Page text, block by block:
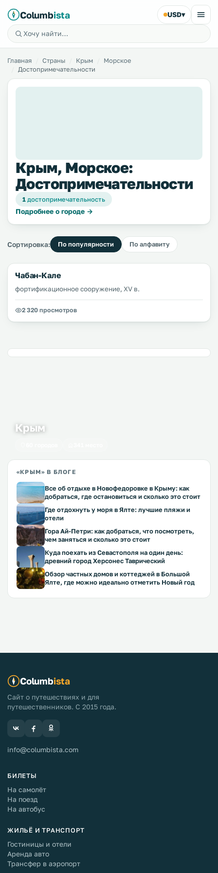
Columbista USD▾
Главная Страны Крым
Морское
Достопримечательности
Крым, Морское:
Достопримечательности
1достопримечательность
Подробнее о городе →
Сортировка: По популярности По алфавиту
Чабан-Кале
фортификационное сооружение, XV в.
2 320 просмотров
Крым
«КРЫМ» В БЛОГЕ
Все об отдыхе в Новофедоровке в Крыму: как
добраться, где остановиться и сколько это стоит
Где отдохнуть у моря в Ялте: лучшие пляжи и
отели
Гора Ай-Петри: как добраться, что посмотреть,
чем заняться и сколько это стоит
Куда поехать из Севастополя на один день:
древний город Херсонес Таврический
Обзор частных домов и коттеджей в Большой
Ялте, где можно идеально отметить Новый год
Columbista
Сайт о путешествиях и для
путешественников. С 2015 года.
info@columbista.com
БИЛЕТЫ
На самолёт
На поезд
На автобус
ЖИЛЬЁ И ТРАНСПОРТ
Гостиницы и отели
Аренда авто
Трансфер в аэропорт